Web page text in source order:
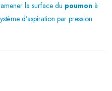
la surface du poumon à
d’aspiration par pression